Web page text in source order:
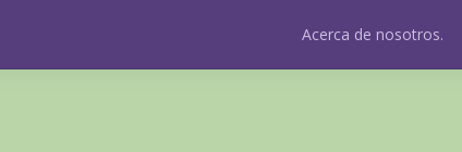
Acerca de nosotros.